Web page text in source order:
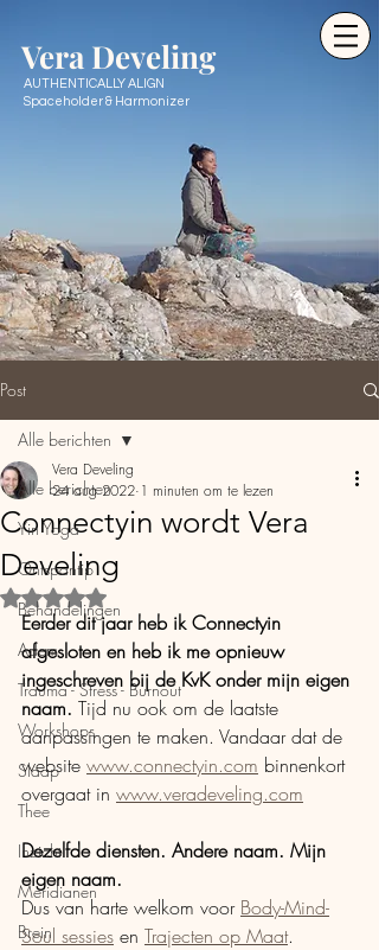
Vera Develing
AUTHENTICALLY ALIGN
Spaceholder & Harmonizer
Post
Alle berichten
Yin Yoga
Ontspantip
Behandelingen
Adem
Trauma - Stress - Burnout
Workshops
Slaap
Thee
Inzicht
Meridianen
Brein
Alle berichten
Connectyin wordt Vera
Develing
Vera Develing
24 aug 2022 1 minuten om te lezen
Beoordeeld met NaN uit 5 sterren.
Eerder dit jaar heb ik Connectyin
afgesloten en heb ik me opnieuw
ingeschreven bij de KvK onder mijn eigen
naam. Tijd nu ook om de laatste
aanpassingen te maken. Vandaar dat de
website www.connectyin.com binnenkort
overgaat in www.veradeveling.com
Dezelfde diensten. Andere naam. Mijn
eigen naam.
Dus van harte welkom voor Body-Mind-
Soul sessies en Trajecten op Maat.